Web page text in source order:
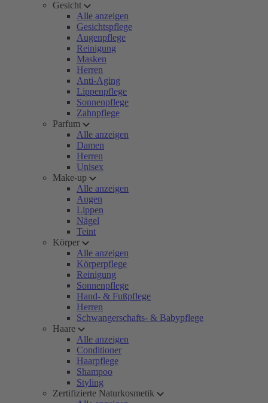
Gesicht
Alle anzeigen
Gesichtspflege
Augenpflege
Reinigung
Masken
Herren
Anti-Aging
Lippenpflege
Sonnenpflege
Zahnpflege
Parfum
Alle anzeigen
Damen
Herren
Unisex
Make-up
Alle anzeigen
Augen
Lippen
Nägel
Teint
Körper
Alle anzeigen
Körperpflege
Reinigung
Sonnenpflege
Hand- & Fußpflege
Herren
Schwangerschafts- & Babypflege
Haare
Alle anzeigen
Conditioner
Haarpflege
Shampoo
Styling
Zertifizierte Naturkosmetik